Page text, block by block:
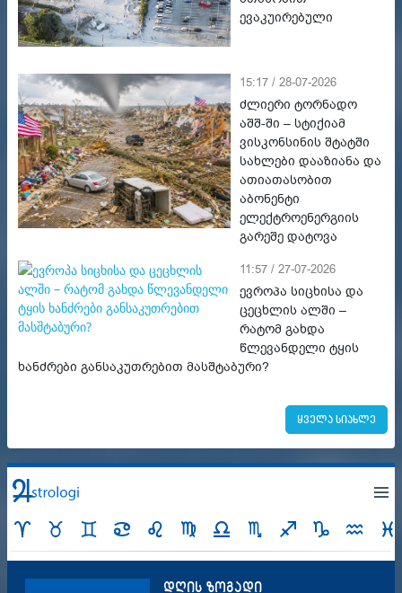
ევაკუირებული
15:17 / 28-07-2026
ძლიერი ტორნადო
აშშ-ში – სტიქიამ
ვისკონსინის შტატში
სახლები დააზიანა და
ათიათასობით
აბონენტი
ელექტროენერგიის
გარეშე დატოვა
11:57 / 27-07-2026
ევროპა სიცხისა და
ცეცხლის ალში –
რატომ გახდა
წლევანდელი ტყის
ხანძრები განსაკუთრებით მასშტაბური?
ყველა სიახლე
დღის ზოგადი